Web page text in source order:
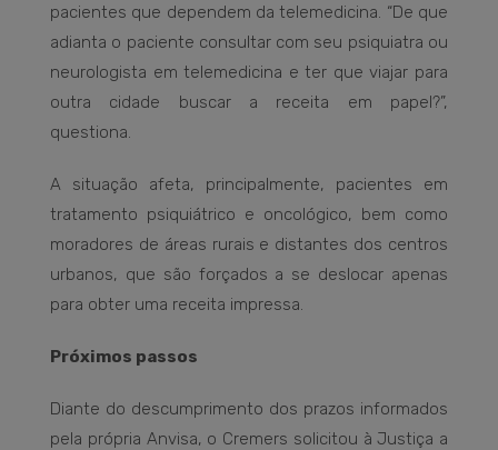
pacientes que dependem da telemedicina. “De que
adianta o paciente consultar com seu psiquiatra ou
neurologista em telemedicina e ter que viajar para
outra cidade buscar a receita em papel?”,
questiona.
A situação afeta, principalmente, pacientes em
tratamento psiquiátrico e oncológico, bem como
moradores de áreas rurais e distantes dos centros
urbanos, que são forçados a se deslocar apenas
para obter uma receita impressa.
Próximos passos
Diante do descumprimento dos prazos informados
pela própria Anvisa, o Cremers solicitou à Justiça a